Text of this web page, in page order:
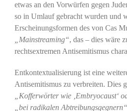
etwas an den Vorwürfen gegen
so in Umlauf gebracht wurden und
Erscheinungsformen des von Cas
„Mainstreaming“, das – dies wäre
rechtsextremen Antisemitismus
Entkontextualisierung ist eine
Antisemitismus zu verbreiten. Dies
„Kofferwörter wie ‚Embryocaust‘
„bei radikalen Abtreibungsgegnern“